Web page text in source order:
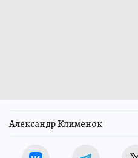
Александр Клименок